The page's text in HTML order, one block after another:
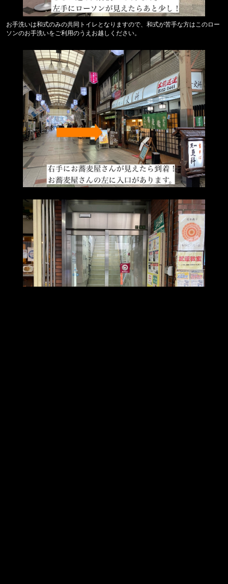
お手洗いは和式のみの共同トイレとなりますので、和式が苦手な方はこのロー
ソンのお手洗いをご利用のうえお越しください。